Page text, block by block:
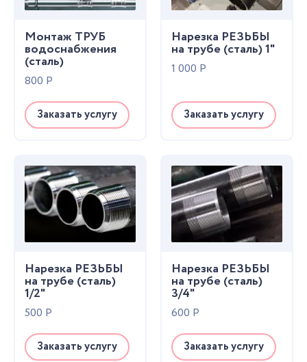
Монтаж ТРУБ
водоснабжения
(сталь)
800 Р
Заказать услугу
Нарезка РЕЗЬБЫ
на трубе (сталь) 1"
1 000 Р
Заказать услугу
Нарезка РЕЗЬБЫ
на трубе (сталь)
1/2"
500 Р
Заказать услугу
Нарезка РЕЗЬБЫ
на трубе (сталь)
3/4"
600 Р
Заказать услугу